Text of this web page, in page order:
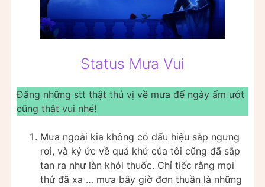
Status Mưa Vui
Đăng những stt thật thú vị về mưa để ngày ẩm ướt
cũng thật vui nhé!
Mưa ngoài kia không có dấu hiệu sắp ngưng
rơi, và ký ức về quá khứ của tôi cũng đã sắp
tan ra như làn khói thuốc. Chỉ tiếc rằng mọi
thứ đã xa … mưa bây giờ đơn thuần là những